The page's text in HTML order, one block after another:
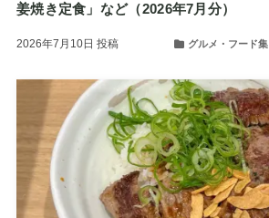
姜焼き定食」など（2026年7月分）
2026年7月10日 投稿 グルメ・フード集